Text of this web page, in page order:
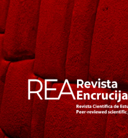
Navegación
principal
Contenido
principal
Barra
lateral